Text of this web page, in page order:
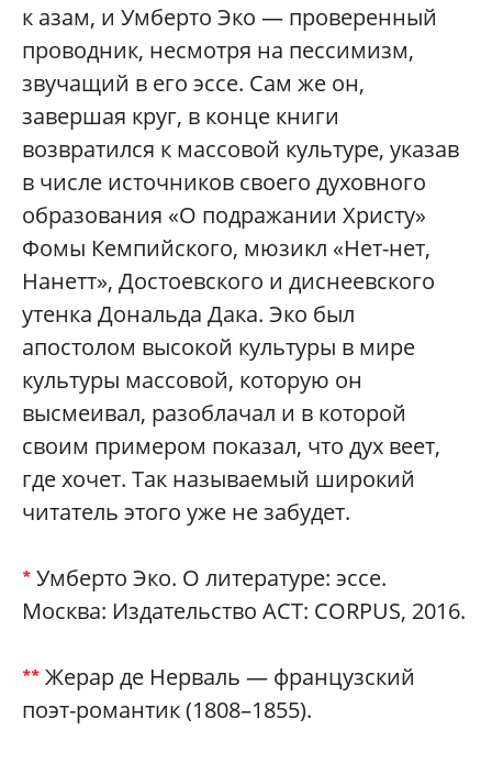
к азам, и Умберто Эко — проверенный
проводник, несмотря на пессимизм,
звучащий в его эссе. Сам же он,
завершая круг, в конце книги
возвратился к массовой культуре, указав
в числе источников своего духовного
образования «О подражании Христу»
Фомы Кемпийского, мюзикл «Нет-нет,
Нанетт», Достоевского и диснеевского
утенка Дональда Дака. Эко был
апостолом высокой культуры в мире
культуры массовой, которую он
высмеивал, разоблачал и в которой
своим примером показал, что дух веет,
где хочет. Так называемый широкий
читатель этого уже не забудет.
*Умберто Эко. О литературе: эссе.
Москва: Издательство АСТ: CORPUS, 2016.
**Жерар де Нерваль — французский
поэт-романтик (1808–1855).